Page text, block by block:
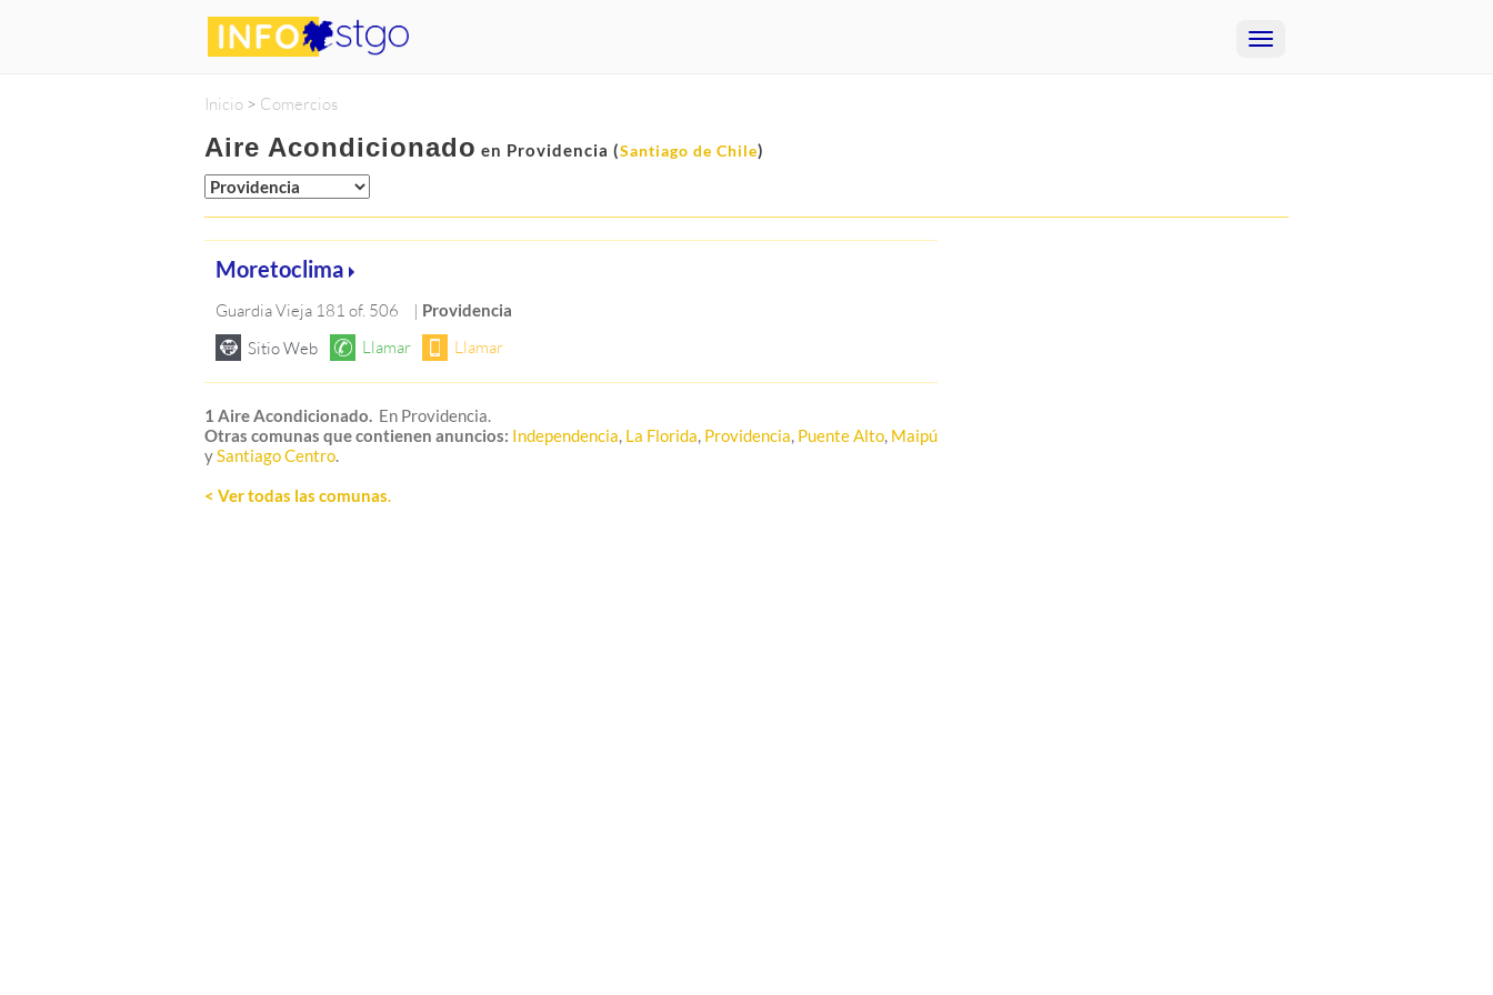
Inicio > Comercios
Aire Acondicionado en Providencia (Santiago de Chile)
Moretoclima
Guardia Vieja 181 of. 506 | Providencia
1 Aire Acondicionado. En Providencia.
Otras comunas que contienen anuncios: Independencia, La Florida, Providencia, Puente Alto, Maipú
ySantiago Centro.
< Ver todas las comunas.